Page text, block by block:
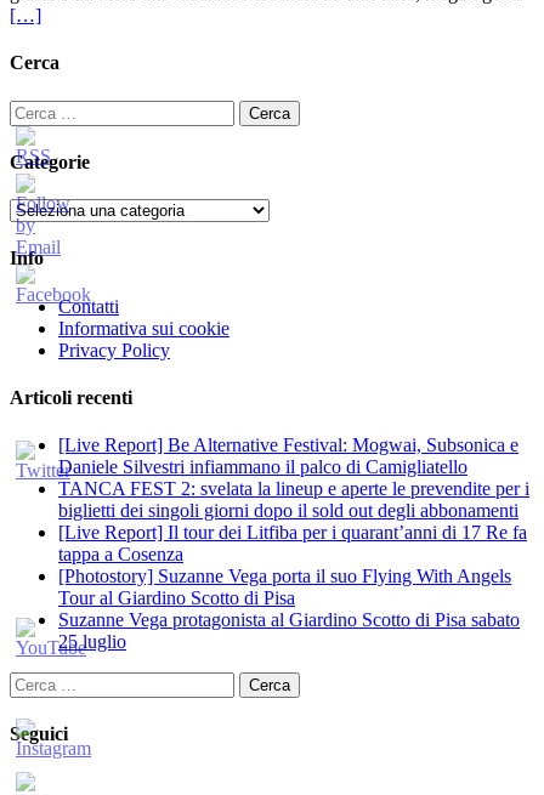
[…]
Cerca
Ricerca
per:
Categorie
Categorie
Info
Contatti
Informativa sui cookie
Privacy Policy
Articoli recenti
[Live Report] Be Alternative Festival: Mogwai, Subsonica e
Daniele Silvestri infiammano il palco di Camigliatello
TANCA FEST 2: svelata la lineup e aperte le prevendite per i
biglietti dei singoli giorni dopo il sold out degli abbonamenti
[Live Report] Il tour dei Litfiba per i quarant’anni di 17 Re fa
tappa a Cosenza
[Photostory] Suzanne Vega porta il suo Flying With Angels
Tour al Giardino Scotto di Pisa
Suzanne Vega protagonista al Giardino Scotto di Pisa sabato
25 luglio
Ricerca
per:
Seguici